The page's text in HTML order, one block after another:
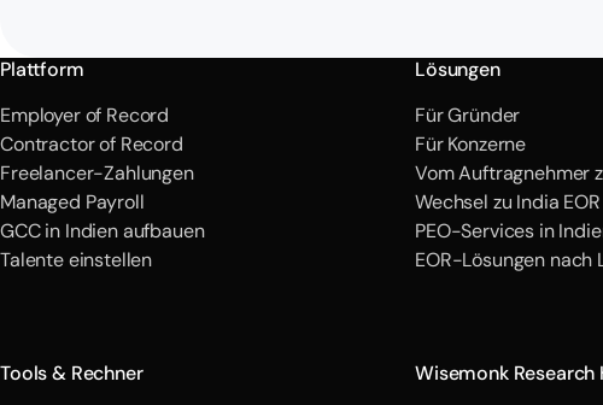
Plattform
Employer of Record
Contractor of Record
Freelancer-Zahlungen
Managed Payroll
GCC in Indien aufbauen
Talente einstellen
Lösungen
Für Gründer
Für Konzerne
Vom Auftragnehmer
Wechsel zu India EOR
PEO-Services in
EOR-Lösungen nach
Tools & Rechner
Wisemonk Research